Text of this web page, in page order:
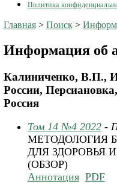
Политика
Главная> Поиск>
Информация об
Калиниченко, В.П.,
России,
Россия
Том 14 №4 2022-
МЕТОДОЛОГИЯ
ДЛЯ ЗДОРОВЬЯ
(ОБЗОР)
Аннотация PDF